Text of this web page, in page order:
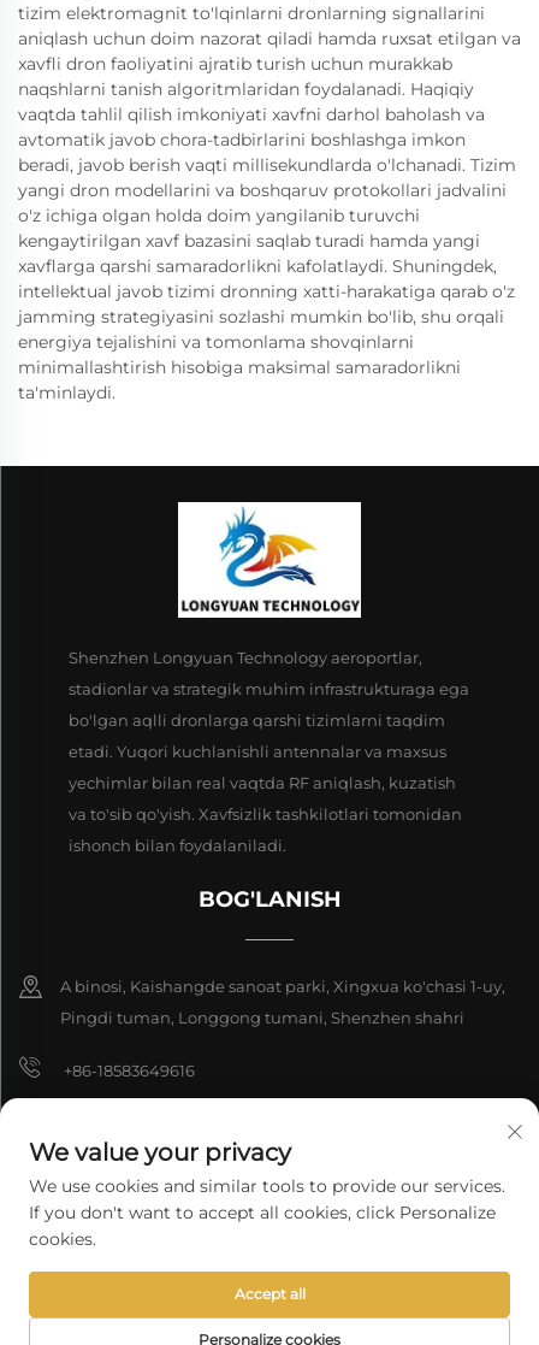
tizim elektromagnit to'lqinlarni dronlarning signallarini
aniqlash uchun doim nazorat qiladi hamda ruxsat etilgan va
xavfli dron faoliyatini ajratib turish uchun murakkab
naqshlarni tanish algoritmlaridan foydalanadi. Haqiqiy
vaqtda tahlil qilish imkoniyati xavfni darhol baholash va
avtomatik javob chora-tadbirlarini boshlashga imkon
beradi, javob berish vaqti millisekundlarda o'lchanadi. Tizim
yangi dron modellarini va boshqaruv protokollari jadvalini
o'z ichiga olgan holda doim yangilanib turuvchi
kengaytirilgan xavf bazasini saqlab turadi hamda yangi
xavflarga qarshi samaradorlikni kafolatlaydi. Shuningdek,
intellektual javob tizimi dronning xatti-harakatiga qarab o'z
jamming strategiyasini sozlashi mumkin bo'lib, shu orqali
energiya tejalishini va tomonlama shovqinlarni
minimallashtirish hisobiga maksimal samaradorlikni
ta'minlaydi.
Shenzhen Longyuan Technology aeroportlar,
stadionlar va strategik muhim infrastrukturaga ega
bo'lgan aqlli dronlarga qarshi tizimlarni taqdim
etadi. Yuqori kuchlanishli antennalar va maxsus
yechimlar bilan real vaqtda RF aniqlash, kuzatish
va to'sib qo'yish. Xavfsizlik tashkilotlari tomonidan
ishonch bilan foydalaniladi.
BOG'LANISH
A binosi, Kaishangde sanoat parki, Xingxua ko'chasi 1-uy,
Pingdi tuman, Longgong tumani, Shenzhen shahri
+86-18583649616
8618165761396
Nashr huquqi 2025 Shenzhen Longyuan Texnologiya Kompaniyasi
cheklangan. Barcha huquqlar himoyalangan.
We value your privacy
We use cookies and similar tools to provide our services.
If you don't want to accept all cookies, click Personalize
cookies.
Personalize cookies
Accept all